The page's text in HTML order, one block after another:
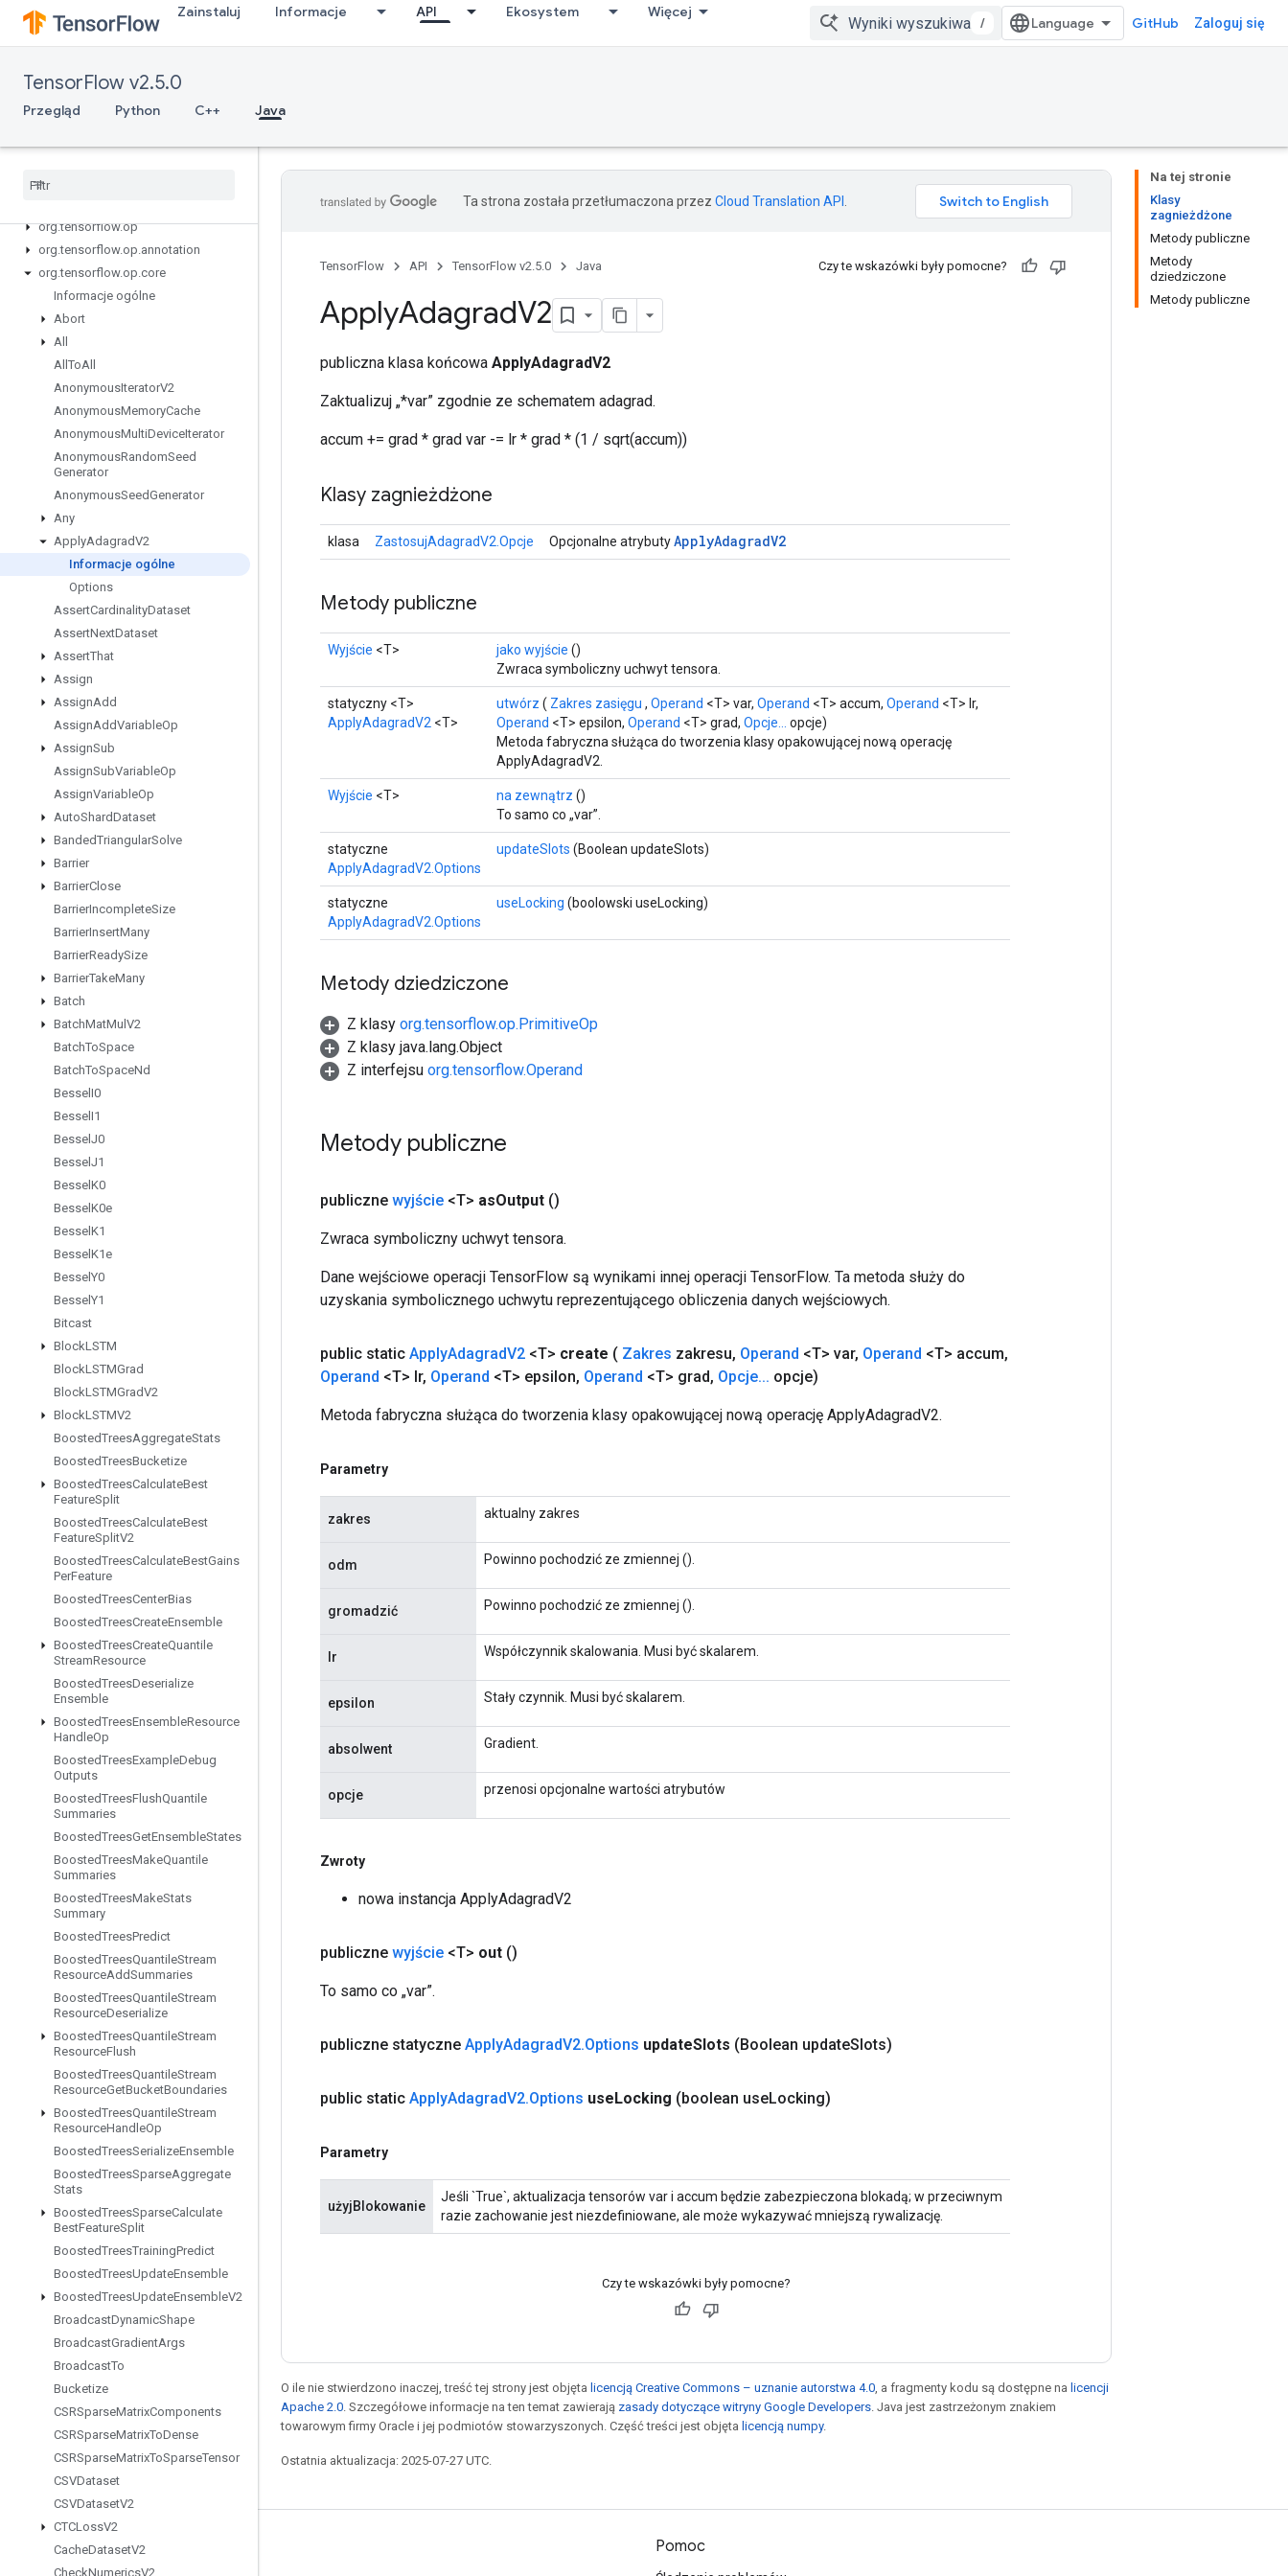
Zainstaluj Informacje API Ekosystem Więcej
/ GitHub Zaloguj się
TensorFlow v2.5.0
Przegląd Python C++ Java
org
org.tensorflow.op
org.tensorflow.op.annotation
org.tensorflow.op.core
Informacje ogólne
Abort
All
All ToAll
AnonymousIteratorV2
AnonymousMemoryCache
AnonymousMultiDeviceIterator
AnonymousRandomSeed
Generator
AnonymousSeedGenerator
Any
ApplyAdagradV2
Informacje ogólne
Options
AssertCardinalityDataset
AssertNextDataset
AssertThat
Assign
AssignAdd
AssignAddVariableOp
AssignSub
AssignSubVariableOp
AssignVariableOp
AutoShardDataset
BandedTriangularSolve
Barrier
BarrierClose
BarrierIncompleteSize
BarrierInsertMany
BarrierReadySize
BarrierTakeMany
Batch
BatchMatMul V2
BatchToSpace
BatchToSpaceNd
Bessel I0
Bessel I1
Bessel J0
Bessel J1
Bessel K0
Bessel K0e
Bessel K1
Bessel K1e
Bessel Y0
Bessel Y1
Bitcast
BlockLSTM
BlockLSTMGrad
BlockLSTMGradV2
BlockLSTMV2
BoostedTreesAggregateStats
BoostedTreesBucketize
BoostedTreesCalculateBest
FeatureSplit
BoostedTreesCalculateBest
FeatureSplitV2
BoostedTreesCalculateBestGains
PerFeature
BoostedTreesCenterBias
BoostedTreesCreateEnsemble
BoostedTreesCreateQuantile
StreamResource
BoostedTreesDeserialize
Ensemble
BoostedTreesEnsembleResource
HandleOp
BoostedTreesExampleDebug
Outputs
BoostedTreesFlushQuantile
Summaries
BoostedTreesGetEnsembleStates
BoostedTreesMakeQuantile
Summaries
BoostedTreesMakeStats
Summary
BoostedTreesPredict
BoostedTreesQuantileStream
ResourceAddSummaries
BoostedTreesQuantileStream
ResourceDeserialize
BoostedTreesQuantileStream
ResourceFlush
BoostedTreesQuantileStream
ResourceGetBucketBoundaries
BoostedTreesQuantileStream
ResourceHandleOp
BoostedTreesSerializeEnsemble
BoostedTreesSparseAggregate
Stats
BoostedTreesSparseCalculate
BestFeatureSplit
BoostedTreesTrainingPredict
BoostedTreesUpdateEnsemble
BoostedTreesUpdateEnsembleV2
BroadcastDynamicShape
BroadcastGradientArgs
BroadcastTo
Bucketize
CSRSparseMatrixComponents
CSRSparseMatrixToDense
CSRSparseMatrixToSparseTensor
CSVDataset
CSVDatasetV2
CTCLossV2
CacheDatasetV2
CheckNumericsV2
Na tej stronie
Klasy
zagnieżdżone
Metody publiczne
Metody
dziedziczone
Metody publiczne
Ta strona została przetłumaczona przez Cloud Translation API
TensorFlow API TensorFlow v2.5.0 Java Czy te wskazówki były pomocne?
ApplyAdagradV2
publiczna klasa końcowa ApplyAdagradV2
Zaktualizuj „*var” zgodnie ze schematem adagrad.
accum += grad * grad var -= lr * grad * (1 / sqrt(accum))
Klasy zagnieżdżone
klasa ZastosujAdagradV2.Opcje Opcjonalne atrybutyApplyAdagradV2
Metody publiczne
Wyjście <T> jako wyjście ()
Zwraca symboliczny uchwyt tensora.
statyczny <T>
ApplyAdagradV2 <T>
utwórz ( Zakres zasięgu , Operand <T> var, Operand <T> accum, Operand <T> lr,
Operand <T> epsilon, Operand <T> grad, Opcje...
opcje)
Metoda fabryczna służąca do tworzenia klasy opakowującej nową operację
ApplyAdagradV2.
Wyjście <T> na zewnątrz ()
To samo co „var”.
statyczne
ApplyAdagradV2.Options
updateSlots (Boolean updateSlots)
statyczne
ApplyAdagradV2.Options
useLocking (boolowski useLocking)
Metody dziedziczone
Z klasy org.tensorflow.op.PrimitiveOp
Z klasy java.lang.Object
Z interfejsu org.tensorflow.Operand
Metody publiczne
publiczne wyjście <T> asOutput ()
Zwraca symboliczny uchwyt tensora.
Dane wejściowe operacji TensorFlow są wynikami innej operacji TensorFlow. Ta metoda służy do
uzyskania symbolicznego uchwytu reprezentującego obliczenia danych wejściowych.
public static ApplyAdagradV2 <T> create ( Zakres zakresu, Operand <T> var, Operand <T> accum,
Operand <T> lr, Operand <T> epsilon, Operand <T> grad, Opcje... opcje)
Metoda fabryczna służąca do tworzenia klasy opakowującej nową operację ApplyAdagradV2.
Parametry
zakres aktualny zakres
odm Powinno pochodzić ze zmiennej ().
gromadzić Powinno pochodzić ze zmiennej ().
lr Współczynnik skalowania. Musi być skalarem.
epsilon Stały czynnik. Musi być skalarem.
absolwent Gradient.
opcje przenosi opcjonalne wartości atrybutów
Zwroty
nowa instancja ApplyAdagradV2
publiczne wyjście <T> out ()
To samo co „var”.
publiczne statyczne ApplyAdagradV2.Options updateSlots (Boolean updateSlots)
public static ApplyAdagradV2.Options useLocking (boolean useLocking)
Parametry
użyjBlokowanie
Jeśli `True`, aktualizacja tensorów var i accum będzie zabezpieczona blokadą; w przeciwnym
razie zachowanie jest niezdefiniowane, ale może wykazywać mniejszą rywalizację.
Czy te wskazówki były pomocne?
O ile nie stwierdzono inaczej, treść tej strony jest objęta licencją Creative Commons – uznanie autorstwa 4.0 , a fragmenty kodu są dostępne na licencji
Apache 2.0 . Szczegółowe informacje na ten temat zawierają zasady dotyczące witryny Google Developers . Java jest zastrzeżonym znakiem
towarowym firmy Oracle i jej podmiotów stowarzyszonych. Część treści jest objęta licencją numpy.
Ostatnia aktualizacja: 2025-07-27 UTC.
Pozostawaj w kontakcie Pomoc